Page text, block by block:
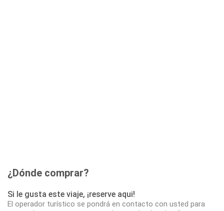
¿Dónde comprar?
Si le gusta este viaje, ¡reserve aqui!
El operador turístico se pondrá en contacto con usted para